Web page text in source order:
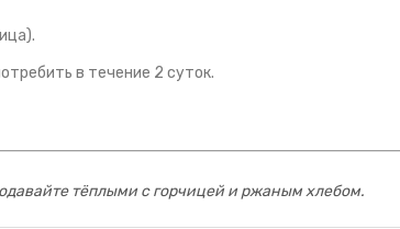
в течение 2 суток.
тёплыми с горчицей и ржаным хлебом.